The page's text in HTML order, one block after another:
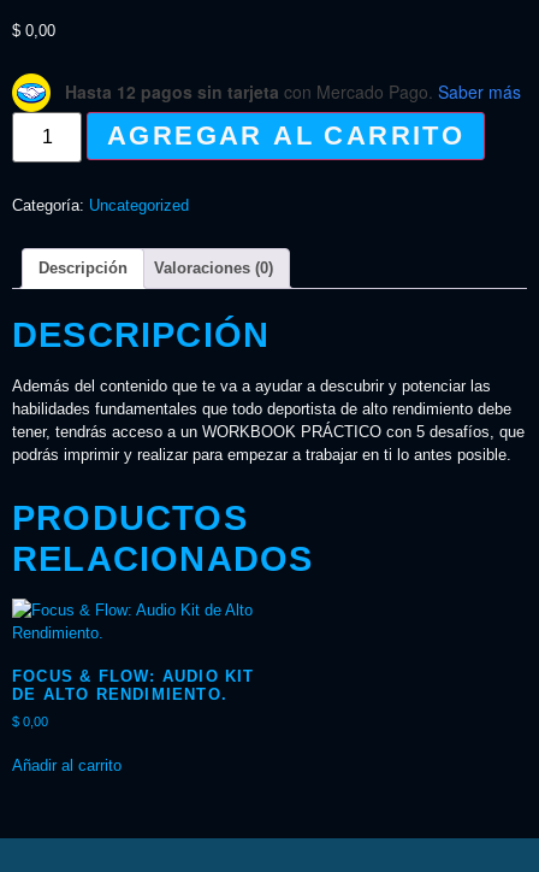
$ 0,00
Hasta 12 pagos sin tarjeta con Mercado Pago. Saber más
AGREGAR AL CARRITO
Categoría: Uncategorized
Descripción Valoraciones (0)
DESCRIPCIÓN
Además del contenido que te va a ayudar a descubrir y potenciar las
habilidades fundamentales que todo deportista de alto rendimiento debe
tener, tendrás acceso a un WORKBOOK PRÁCTICO con 5 desafíos, que
podrás imprimir y realizar para empezar a trabajar en ti lo antes posible.
PRODUCTOS
RELACIONADOS
FOCUS & FLOW: AUDIO KIT
DE ALTO RENDIMIENTO.
$ 0,00
Añadir al carrito